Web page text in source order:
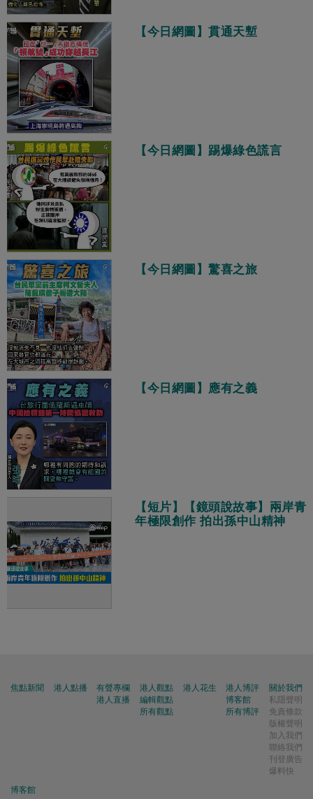
【今日網圖】貫通天塹
【今日網圖】踢爆綠色謊言
【今日網圖】驚喜之旅
【今日網圖】應有之義
【短片】【鏡頭說故事】兩岸青
年極限創作 拍出孫中山精神
焦點新聞 港人點播
有聲專欄
港人直播
港人觀點
編輯觀點
所有觀點
港人花生
港人博評
博客館
所有博評
關於我們
私隱聲明
免責條款
版權聲明
加入我們
聯絡我們
刊登廣告
爆料快
博客館